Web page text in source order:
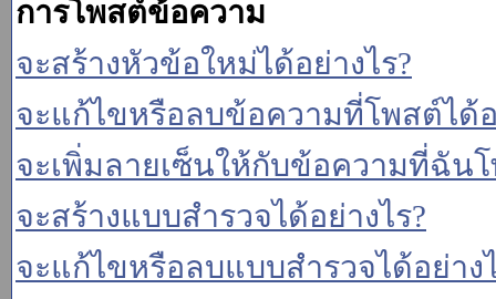
การโพสต์ข้อความ
จะสร้างหัวข้อใหม่ได้อย่างไร?
จะแก้ไขหรือลบข้อความที่โพสต์ได้อ
จะเพิ่มลายเซ็นให้กับข้อความที่ฉันโ
จะสร้างแบบสำรวจได้อย่างไร?
จะแก้ไขหรือลบแบบสำรวจได้อย่าง